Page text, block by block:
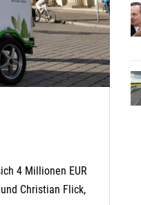
4 Millionen EUR
Christian Flick,